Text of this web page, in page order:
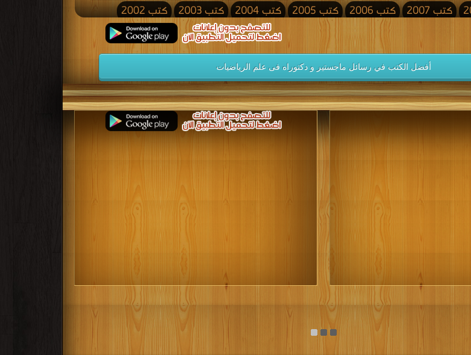
كتب 2007 كتب 2006 كتب 2005 كتب 2004 كتب 2003
كتب 2002
كتب 1998 كتب 1997 كتب 1996 كتب 1995 كتب 1994
كتب 1993
كتب 1990 كتب 1989 كتب 1988 كتب 1987 كتب 1986 كتب 1985
كتب 1984
كتب 1981 كتب 1980 كتب 1979 كتب 1978 كتب 1977 كتب 1976
كتب 1975
كتب 1972 كتب 1971 كتب 1970 كتب 1969 كتب 1968 كتب 1967
كتب 1966
كتب 1961 كتب 1960 كتب 1959 كتب 1958
كتب 1957
كتب 1954 كتب 1953 كتب 1952 كتب 1951 كتب 1950 كتب 1949
كتب 1948
كتب 1926 كتب 1925 كتب 1922
كتب 1921
كتب 1904
كتب 1903
أفضل الكتب في رسائل ماجستير و دكتوراه فى علم الرياضيات